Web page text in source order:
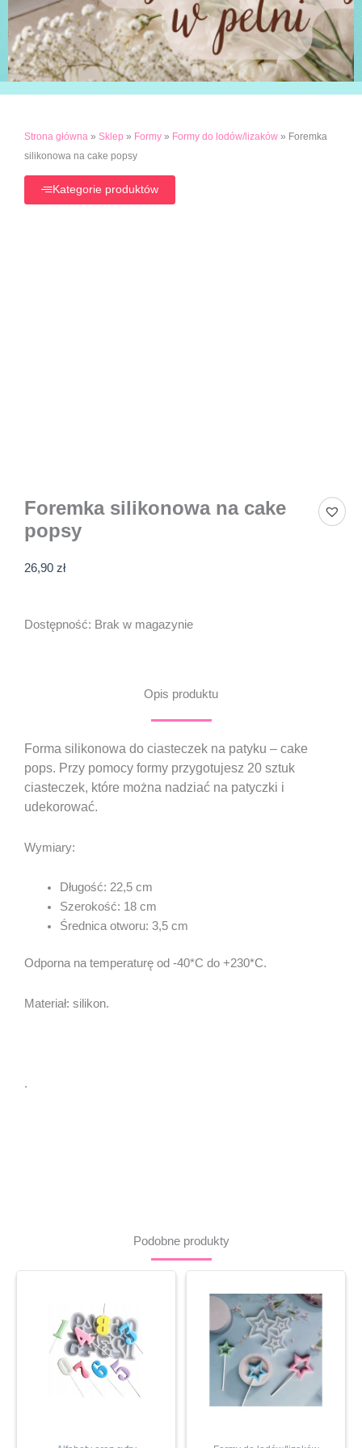
Strona główna » Sklep » Formy » Formy do lodów/lizaków » Foremka
silikonowa na cake popsy
Kategorie produktów
Foremka silikonowa na cake
popsy
26,90 zł
Dostępność: Brak w magazynie
Opis produktu
Forma silikonowa do ciasteczek na patyku – cake
pops. Przy pomocy formy przygotujesz 20 sztuk
ciasteczek, które można nadziać na patyczki i
udekorować.
Wymiary:
Długość: 22,5 cm
Szerokość: 18 cm
Średnica otworu: 3,5 cm
Odporna na temperaturę od -40*C do +230*C.
Materiał: silikon.
.
Podobne produkty